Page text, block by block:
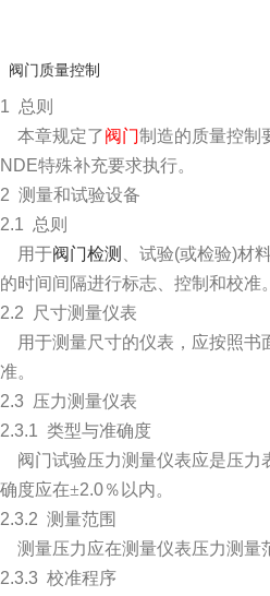
阀门 质量控制
1 总则
本章规定了阀门制造的质量控制
NDE特殊补充要求执行。
2 测量和试验设备
2.1 总则
用于阀门检测 、试验(或检验)材
的时间间隔进行标志、控制和校准。
2.2
尺寸测量仪表
用于测量尺寸的仪表，应按照书
准。
2.3 压力测量仪表
2.3.1 类型与准确度
阀门试验压力测量仪表应是压力
确度应在±2.0％以内。
2.3.2 测量范围
测量压力应在测量仪表压力测量
2.3.3 校准程序